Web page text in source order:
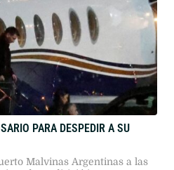
PARA DESPEDIR A SU
Malvinas Argentinas a las